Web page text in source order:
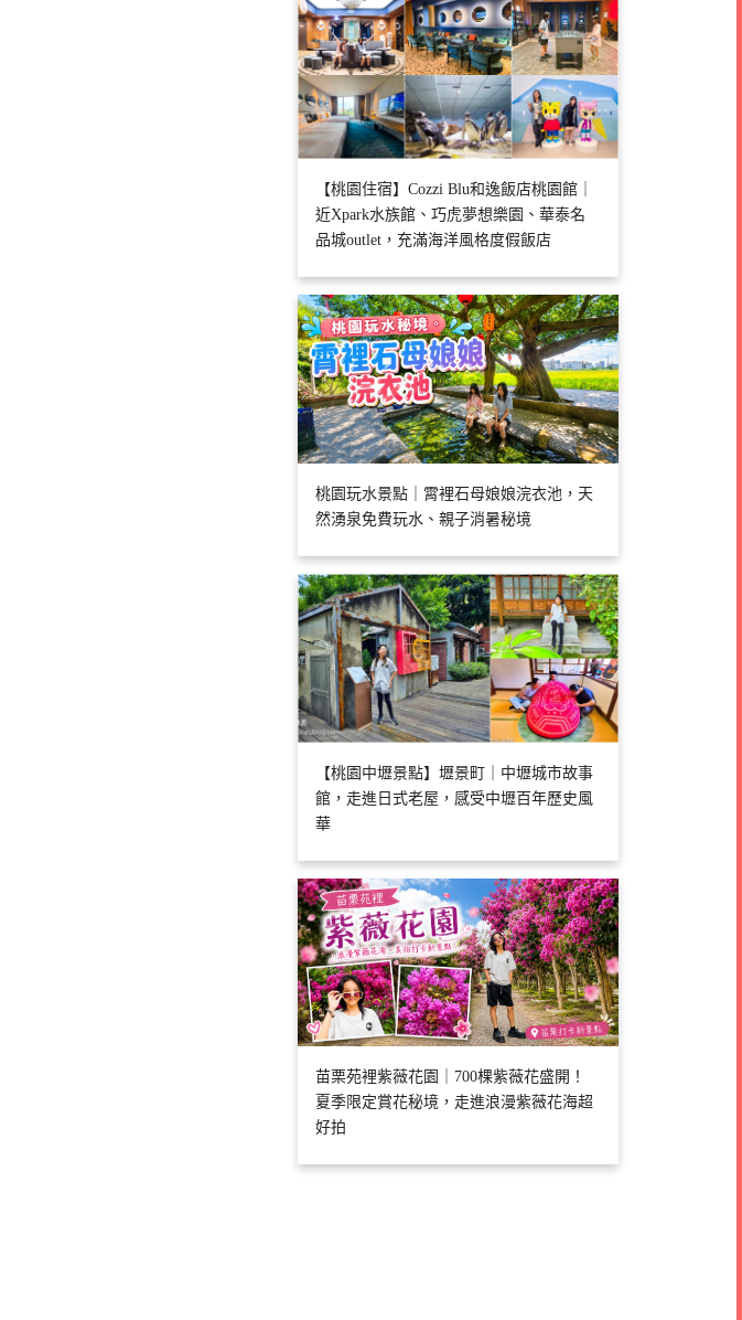
【桃園住宿】Cozzi Blu和逸飯店桃園館｜
近Xpark水族館、巧虎夢想樂園、華泰名
品城outlet，充滿海洋風格度假飯店
桃園玩水景點｜霄裡石母娘娘浣衣池，天
然湧泉免費玩水、親子消暑秘境
【桃園中壢景點】壢景町｜中壢城市故事
館，走進日式老屋，感受中壢百年歷史風
華
苗栗苑裡紫薇花園｜700棵紫薇花盛開！
夏季限定賞花秘境，走進浪漫紫薇花海超
好拍